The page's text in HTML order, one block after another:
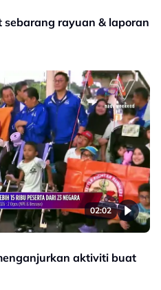
rayuan & laporan
02:02
aktiviti buat